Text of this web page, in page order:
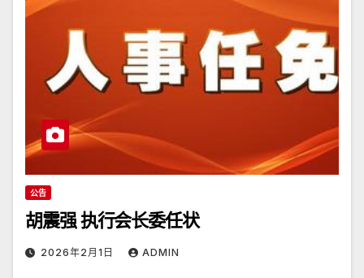
公告
胡震强 执行会长委任状
2026年2月1日 ADMIN